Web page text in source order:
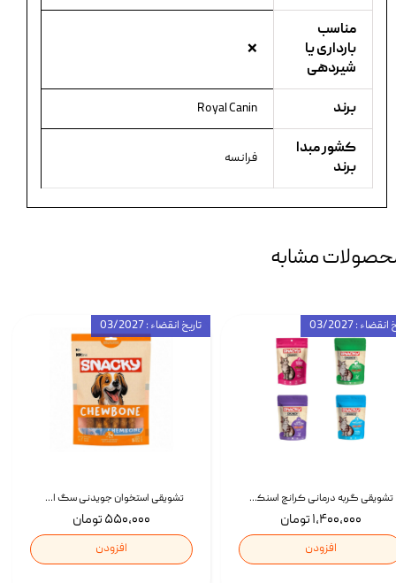
مناسب
بارداری یا
شیردهی
❌
برند Royal Canin
کشور مبدا
برند
فرانسه
مشابه
تشویقی استخوان جویدنی سگ اسنکی کرانچی با طعم مرغ Snacky Crunchy Munchy وزن 100 گرم
۵۵۰,۰۰۰ تومان
افزودن
تاریخ انقضاء : 03/2027
تشویقی گربه درمانی کرانچ اسنکی با طعم میکس Snacky Crunch Cat Treats وزن 60 گرم بسته 4 عددی
۱,۴۰۰,۰۰۰ تومان
افزودن
: 03/2027